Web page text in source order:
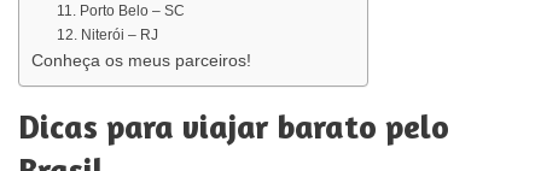
11. Porto Belo – SC
12. Niterói – RJ
Conheça os meus parceiros!
Dicas para viajar barato pelo